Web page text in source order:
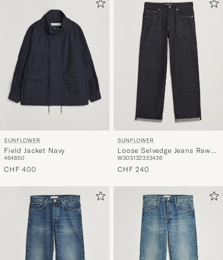
die
Funktion
"Mein
Stil"
aktivieren
und
erleben
Sie
eine
Auswahl,
Ihrem
Stil
SUNFLOWER
Field Jacket Navy
464850
CHF 400
SUNFLOWER
Loose Selvedge Jeans Raw
Indigo
W303132333436
CHF 240